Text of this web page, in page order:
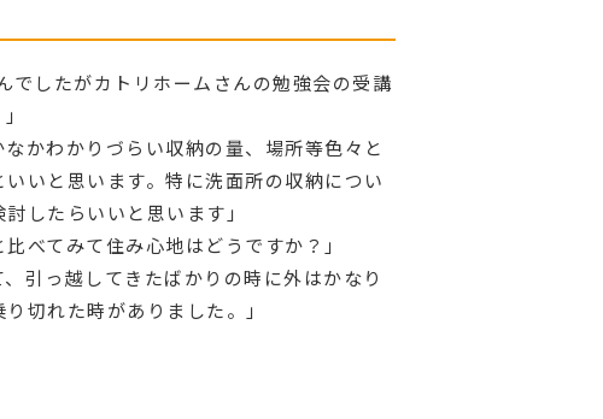
でしたがカトリホームさんの勉強会の受講
かわかりづらい収納の量、場所等色々と
いと思います。特に洗面所の収納につい
したらいいと思います」
べてみて住み心地はどうですか？」
引っ越してきたばかりの時に外はかなり
切れた時がありました。」